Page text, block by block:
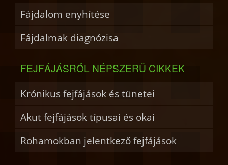
Fájdalom enyhítése
Fájdalmak diagnózisa
FEJFÁJÁSRÓL NÉPSZERŰ CIKKEK
Krónikus fejfájások és tünetei
Akut fejfájások típusai és okai
Rohamokban jelentkező fejfájások